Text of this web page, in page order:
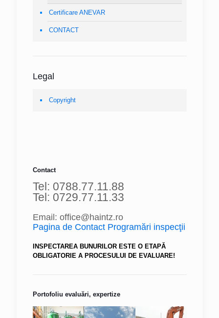
Certificare ANEVAR
CONTACT
Legal
Copyright
Contact
Tel: 0788.77.11.88
Tel: 0729.77.11.33
Email: office@haintz.ro
Pagina de Contact Programări inspecţii
INSPECTAREA BUNURILOR ESTE O ETAPĂ
OBLIGATORIE A PROCESULUI DE EVALUARE!
Portofoliu evaluări, expertize